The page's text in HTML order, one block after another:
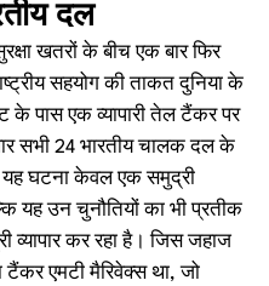
दल
खतरों के बीच एक बार फिर
सहयोग की ताकत दुनिया के
पास एक व्यापारी तेल टैंकर पर
सभी 24 भारतीय चालक दल के
यह घटना केवल एक समुद्री
यह उन चुनौतियों का भी प्रतीक
व्यापार कर रहा है। जिस जहाज
एमटी मैरिवेक्स था, जो